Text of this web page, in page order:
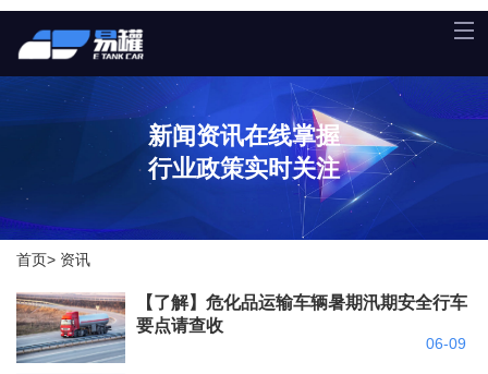
新闻资讯在线掌握
行业政策实时关注
首页> 资讯
【了解】危化品运输车辆暑期汛期安全行车
要点请查收
06-09